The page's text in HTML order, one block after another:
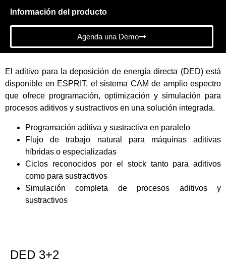
Información del producto
Agenda una Demo
El aditivo para la deposición de energía directa (DED) está
disponible en ESPRIT, el sistema CAM de amplio espectro
que ofrece programación, optimización y simulación para
procesos aditivos y sustractivos en una solución integrada.
Programación aditiva y sustractiva en paralelo
Flujo de trabajo natural para máquinas aditivas
híbridas o especializadas
Ciclos reconocidos por el stock tanto para aditivos
como para sustractivos
Simulación completa de procesos aditivos y
sustractivos
DED 3+2